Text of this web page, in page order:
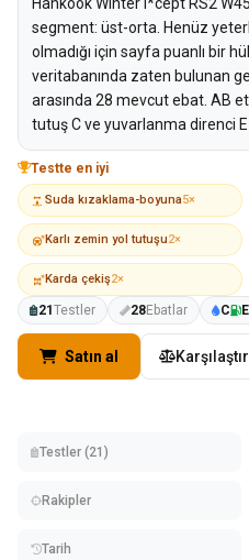
segment: üst-orta. Henüz
olmadığı için sayfa puanlı bir
veritabanında zaten bulunan
arasında 28 mevcut ebat. AB
tutuş C ve yuvarlanma direnci
Testte en iyi
Suda kızaklama-boyuna5×
Karlı zemin yol tutuşu2×
Karda çekiş2×
21Testler 28Ebatlar C E
Satın al Karşılaştır
Testler (21)
Rakipler
Tarih